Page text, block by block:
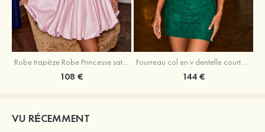
Robe trapèze Robe Princesse satin sans manches courte/mini robe de fête de la rentrée
108 €
Fourreau col en v dentelle courte/mini robe de fête de la rentré avec perles
144 €
VU RÉCEMMENT